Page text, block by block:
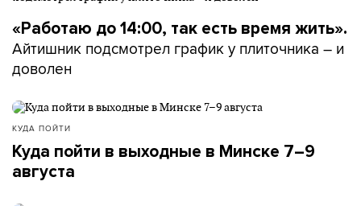
«Работаю до 14:00, так есть время жить».
Айтишник подсмотрел график у плиточника – и
доволен
КУДА ПОЙТИ
Куда пойти в выходные в Минске 7–9
августа